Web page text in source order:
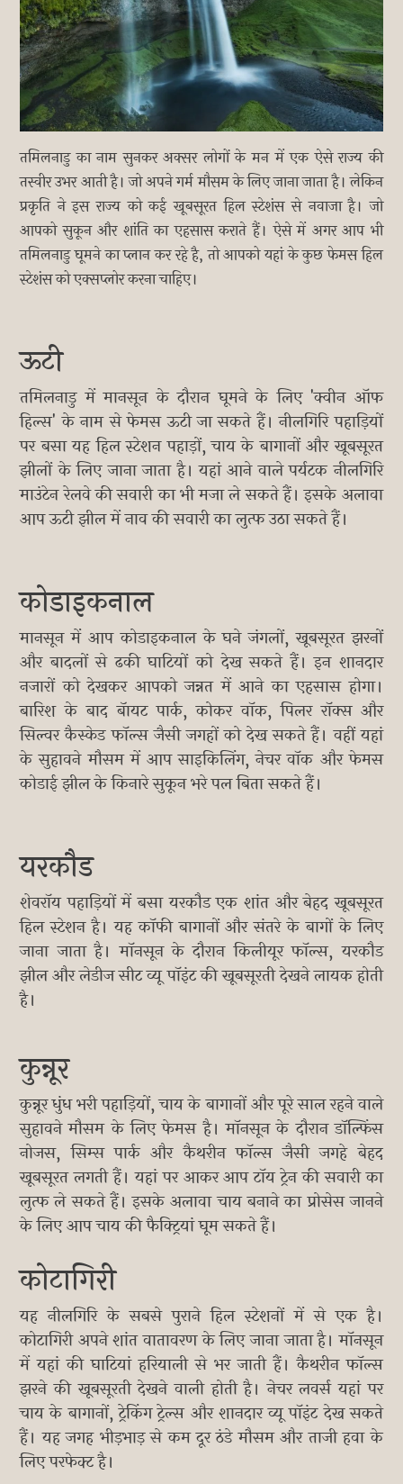
तमिलनाडु का नाम सुनकर अक्सर लोगों के मन में एक ऐसे राज्य की
तस्वीर उभर आती है। जो अपने गर्म मौसम के लिए जाना जाता है। लेकिन
प्रकृति ने इस राज्य को कई खूबसूरत हिल स्टेशंस से नवाजा है। जो
आपको सुकून और शांति का एहसास कराते हैं। ऐसे में अगर आप भी
तमिलनाडु घूमने का प्लान कर रहे है, तो आपको यहां के कुछ फेमस हिल
स्टेशंस को एक्सप्लोर करना चाहिए।
ऊटी
तमिलनाडु में मानसून के दौरान घूमने के लिए 'क्वीन ऑफ
हिल्स' के नाम से फेमस ऊटी जा सकते हैं। नीलगिरि पहाड़ियों
पर बसा यह हिल स्टेशन पहाड़ों, चाय के बागानों और खूबसूरत
झीलों के लिए जाना जाता है। यहां आने वाले पर्यटक नीलगिरि
माउंटेन रेलवे की सवारी का भी मजा ले सकते हैं। इसके अलावा
आप ऊटी झील में नाव की सवारी का लुत्फ उठा सकते हैं।
कोडाइकनाल
मानसून में आप कोडाइकनाल के घने जंगलों, खूबसूरत झरनों
और बादलों से ढकी घाटियों को देख सकते हैं। इन शानदार
नजारों को देखकर आपको जन्नत में आने का एहसास होगा।
बारिश के बाद बॅायट पार्क, कोकर वॉक, पिलर रॉक्स और
सिल्वर कैस्केड फॉल्स जैसी जगहों को देख सकते हैं। वहीं यहां
के सुहावने मौसम में आप साइकिलिंग, नेचर वॉक और फेमस
कोडाई झील के किनारे सुकून भरे पल बिता सकते हैं।
यरकौड
शेवरॉय पहाड़ियों में बसा यरकौड एक शांत और बेहद खूबसूरत
हिल स्टेशन है। यह कॉफी बागानों और संतरे के बागों के लिए
जाना जाता है। मॉनसून के दौरान किलीयूर फॉल्स, यरकौड
झील और लेडीज सीट व्यू पॉइंट की खूबसूरती देखने लायक होती
है।
कुन्नूर
कुन्नूर धुंध भरी पहाड़ियों, चाय के बागानों और पूरे साल रहने वाले
सुहावने मौसम के लिए फेमस है। मॉनसून के दौरान डॉल्फिंस
नोजस, सिम्स पार्क और कैथरीन फॉल्स जैसी जगहे बेहद
खूबसूरत लगती हैं। यहां पर आकर आप टॉय ट्रेन की सवारी का
लुत्फ ले सकते हैं। इसके अलावा चाय बनाने का प्रोसेस जानने
के लिए आप चाय की फैक्ट्रियां घूम सकते हैं।
कोटागिरी
यह नीलगिरि के सबसे पुराने हिल स्टेशनों में से एक है।
कोटागिरी अपने शांत वातावरण के लिए जाना जाता है। मॉनसून
में यहां की घाटियां हरियाली से भर जाती हैं। कैथरीन फॉल्स
झरने की खूबसूरती देखने वाली होती है। नेचर लवर्स यहां पर
चाय के बागानों, ट्रेकिंग ट्रेल्स और शानदार व्यू पॉइंट देख सकते
हैं। यह जगह भीड़भाड़ से कम दूर ठंडे मौसम और ताजी हवा के
लिए परफेक्ट है।